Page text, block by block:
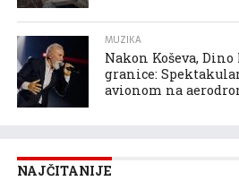
MUZIKA
Nakon Koševa,
granice:
avionom na
NAJČITANIJE